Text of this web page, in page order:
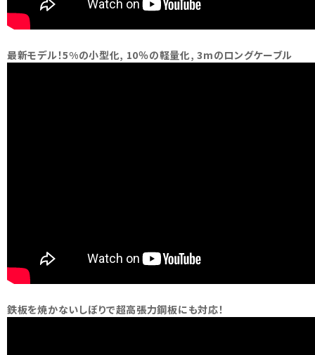
最新モデル！5%の小型化, 10％の軽量化, 3mのロングケーブル
鉄板を焼かないしぼりで超高張力鋼板にも対応！